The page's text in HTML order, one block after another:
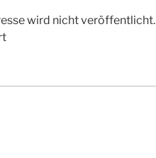
wird nicht veröffentlicht.